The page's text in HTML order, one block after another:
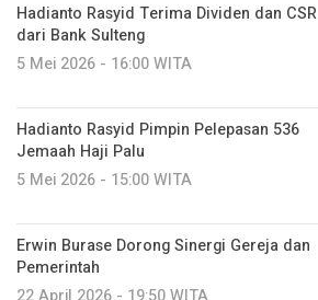
Hadianto Rasyid Terima Dividen dan CSR
dari Bank Sulteng
5 Mei 2026 - 16:00 WITA
Hadianto Rasyid Pimpin Pelepasan 536
Jemaah Haji Palu
5 Mei 2026 - 15:00 WITA
Erwin Burase Dorong Sinergi Gereja dan
Pemerintah